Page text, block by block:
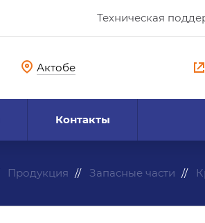
Техническая
Актобе
Контакты
Продукция Запасные части